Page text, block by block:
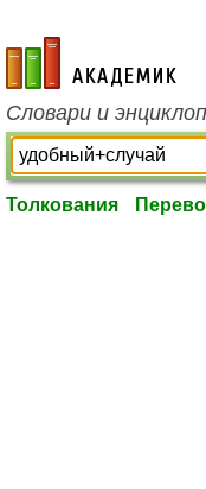
academic.ru
Словари и
Толкования